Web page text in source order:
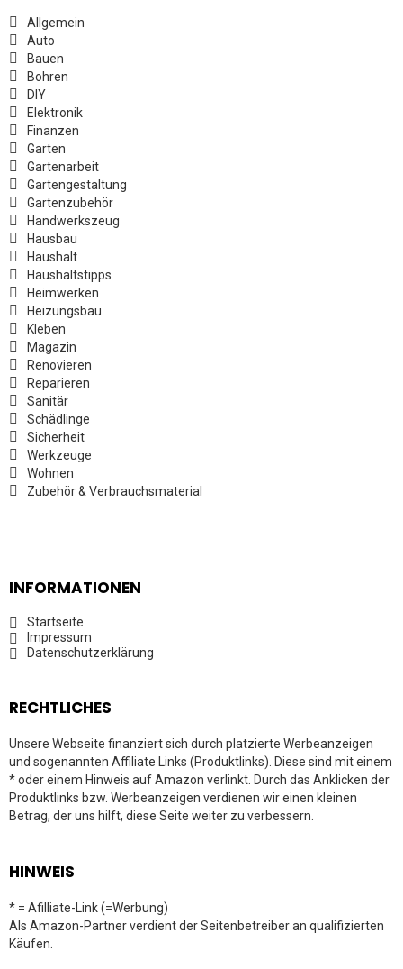
Allgemein
Auto
Bauen
Bohren
DIY
Elektronik
Finanzen
Garten
Gartenarbeit
Gartengestaltung
Gartenzubehör
Handwerkszeug
Hausbau
Haushalt
Haushaltstipps
Heimwerken
Heizungsbau
Kleben
Magazin
Renovieren
Reparieren
Sanitär
Schädlinge
Sicherheit
Werkzeuge
Wohnen
Zubehör & Verbrauchsmaterial
INFORMATIONEN
Startseite
Impressum
Datenschutzerklärung
RECHTLICHES
Unsere Webseite finanziert sich durch platzierte Werbeanzeigen
und sogenannten Affiliate Links (Produktlinks). Diese sind mit einem
* oder einem Hinweis auf Amazon verlinkt. Durch das Anklicken der
Produktlinks bzw. Werbeanzeigen verdienen wir einen kleinen
Betrag, der uns hilft, diese Seite weiter zu verbessern.
HINWEIS
* = Afilliate-Link (=Werbung)
Als Amazon-Partner verdient der Seitenbetreiber an qualifizierten
Käufen.